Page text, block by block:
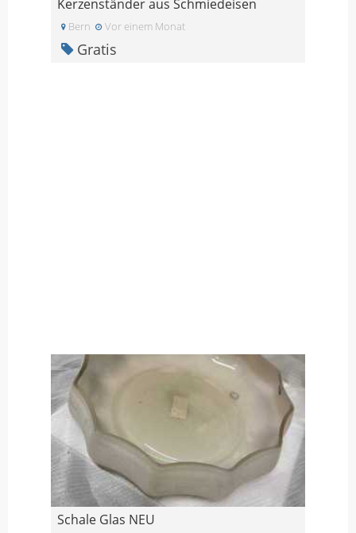
Kerzenständer aus Schmiedeisen
Bern Vor einem Monat
Gratis
Schale Glas NEU